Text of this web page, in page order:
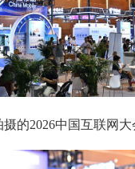
的2026中国互联网大